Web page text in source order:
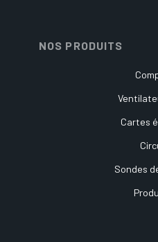
NOS PRODUITS
Cartes
Sondes